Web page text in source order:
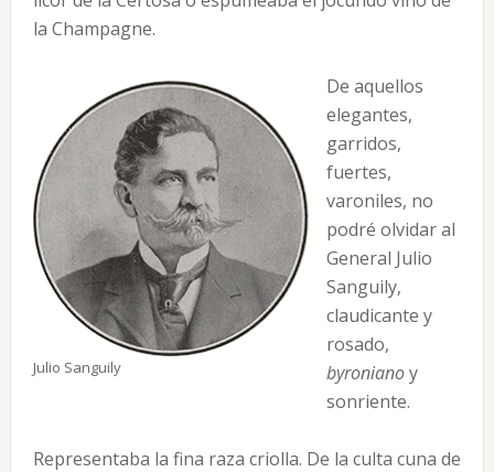
la Champagne.
Julio Sanguily
De aquellos
elegantes,
garridos,
fuertes,
varoniles, no
podré olvidar al
General Julio
Sanguily,
claudicante y
rosado,
byronianoy
sonriente.
Representaba la fina raza criolla. De la culta cuna de